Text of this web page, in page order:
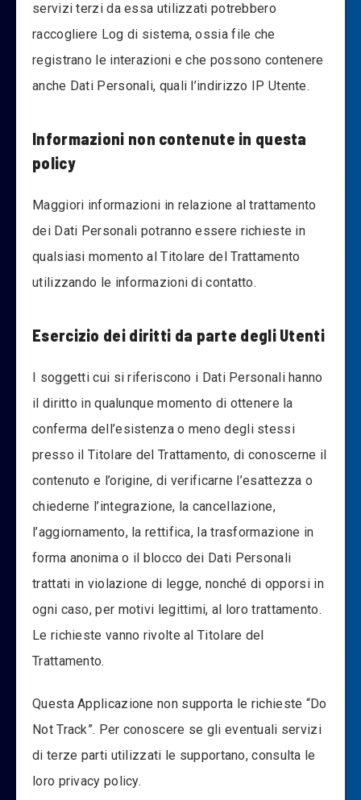
servizi terzi da essa utilizzati potrebbero
raccogliere Log di sistema, ossia file che
registrano le interazioni e che possono contenere
anche Dati Personali, quali l’indirizzo IP Utente.
Informazioni non contenute in questa
policy
Maggiori informazioni in relazione al trattamento
dei Dati Personali potranno essere richieste in
qualsiasi momento al Titolare del Trattamento
utilizzando le informazioni di contatto.
Esercizio dei diritti da parte degli Utenti
I soggetti cui si riferiscono i Dati Personali hanno
il diritto in qualunque momento di ottenere la
conferma dell’esistenza o meno degli stessi
presso il Titolare del Trattamento, di conoscerne il
contenuto e l’origine, di verificarne l’esattezza o
chiederne l’integrazione, la cancellazione,
l’aggiornamento, la rettifica, la trasformazione in
forma anonima o il blocco dei Dati Personali
trattati in violazione di legge, nonché di opporsi in
ogni caso, per motivi legittimi, al loro trattamento.
Le richieste vanno rivolte al Titolare del
Trattamento.
Questa Applicazione non supporta le richieste “Do
Not Track”. Per conoscere se gli eventuali servizi
di terze parti utilizzati le supportano, consulta le
loro privacy policy.